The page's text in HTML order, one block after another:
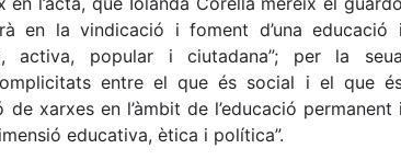
en la vindicació i foment d’una educació i
activa, popular i ciutadana”; per la seua
entre el que és social i el que
xarxes en l’àmbit de l’educació permanent i
educativa, ètica i política”.